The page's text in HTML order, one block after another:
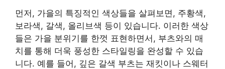
먼저, 가을의 특징적인 색상들을 살펴보면, 주황색,
보라색, 갈색, 올리브색 등이 있습니다. 이러한 색상
들은 가을 분위기를 한껏 표현하면서, 부츠와의 매
치를 통해 더욱 풍성한 스타일링을 완성할 수 있습
니다. 예를 들어, 깊은 갈색 부츠는 재킷이나 스웨터